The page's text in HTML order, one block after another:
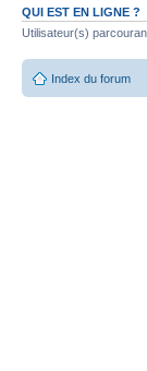
QUI EST EN LIGNE ?
Utilisateur(s)
Index du forum